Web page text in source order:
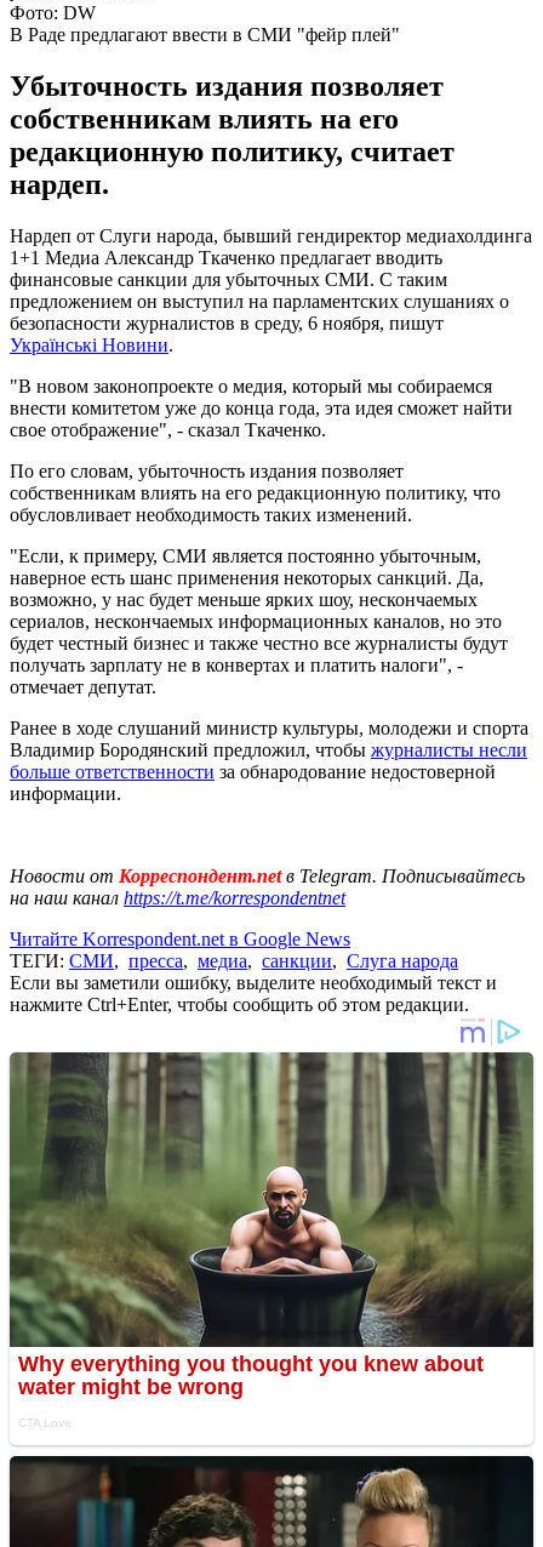
Фото: DW
В Раде предлагают ввести в СМИ "фейр плей"
Убыточность издания позволяет
собственникам влиять на его
редакционную политику, считает
нардеп.
Нардеп от Слуги народа, бывший гендиректор медиахолдинга
1+1 Медиа Александр Ткаченко предлагает вводить
финансовые санкции для убыточных СМИ. С таким
предложением он выступил на парламентских слушаниях о
безопасности журналистов в среду, 6 ноября, пишут
Українські Новини.
"В новом законопроекте о медия, который мы собираемся
внести комитетом уже до конца года, эта идея сможет найти
свое отображение", - сказал Ткаченко.
По его словам, убыточность издания позволяет
собственникам влиять на его редакционную политику, что
обусловливает необходимость таких изменений.
"Если, к примеру, СМИ является постоянно убыточным,
наверное есть шанс применения некоторых санкций. Да,
возможно, у нас будет меньше ярких шоу, нескончаемых
сериалов, нескончаемых информационных каналов, но это
будет честный бизнес и также честно все журналисты будут
получать зарплату не в конвертах и платить налоги", -
отмечает депутат.
Ранее в ходе слушаний министр культуры, молодежи и спорта
Владимир Бородянский предложил, чтобы журналисты несли
больше ответственности за обнародование недостоверной
информации.
Новости от Корреспондент.netв Telegram. Подписывайтесь
на наш канал https://t.me/korrespondentnet
Читайте Korrespondent.net в Google News
ТЕГИ: СМИ, пресса, медиа, санкции, Слуга народа
Если вы заметили ошибку, выделите необходимый текст и
нажмите Ctrl+Enter, чтобы сообщить об этом редакции.